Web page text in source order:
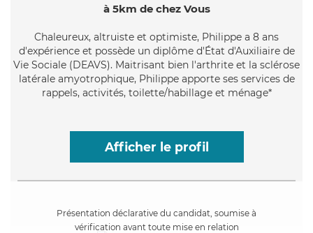
à 5km de chez Vous
Chaleureux, altruiste et optimiste, Philippe a 8 ans
d'expérience et possède un diplôme d'État d'Auxiliaire de
Vie Sociale (DEAVS). Maitrisant bien l'arthrite et la sclérose
latérale amyotrophique, Philippe apporte ses services de
rappels, activités, toilette/habillage et ménage*
Afficher le profil
Présentation déclarative du candidat, soumise à
vérification avant toute mise en relation